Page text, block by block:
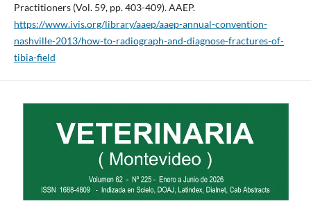
Practitioners (Vol. 59, pp. 403-409). AAEP.
https://www.ivis.org/library/aaep/aaep-annual-convention-
nashville-2013/how-to-radiograph-and-diagnose-fractures-of-
tibia-field